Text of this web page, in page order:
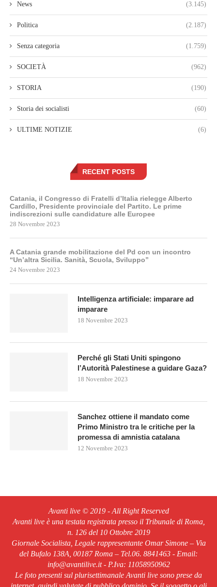
News (3.145)
Politica (2.187)
Senza categoria (1.759)
SOCIETÀ (962)
STORIA (190)
Storia dei socialisti (60)
ULTIME NOTIZIE (6)
RECENT POSTS
Catania, il Congresso di Fratelli d’Italia rielegge Alberto
Cardillo, Presidente provinciale del Partito. Le prime
indiscrezioni sulle candidature alle Europee
28 Novembre 2023
A Catania grande mobilitazione del Pd con un incontro
“Un’altra Sicilia. Sanità, Scuola, Sviluppo”
24 Novembre 2023
Intelligenza artificiale: imparare ad
imparare
18 Novembre 2023
Perché gli Stati Uniti spingono
l’Autorità Palestinese a guidare Gaza?
18 Novembre 2023
Sanchez ottiene il mandato come
Primo Ministro tra le critiche per la
promessa di amnistia catalana
12 Novembre 2023
Avanti live © 2019 - All Right Reserved
Avanti live è una testata registrata presso il Tribunale di Roma,
n. 126 del 10 Ottobre 2019
Giornale Socialista, Legale rappresentante Omar Simone – Via
del Bufalo 138A, 00187 Roma – Tel.06. 8841463 - Email:
info@avantilive.it - P.Iva: 11058950962
Le foto presenti sul plurisettimanale Avanti live sono prese da